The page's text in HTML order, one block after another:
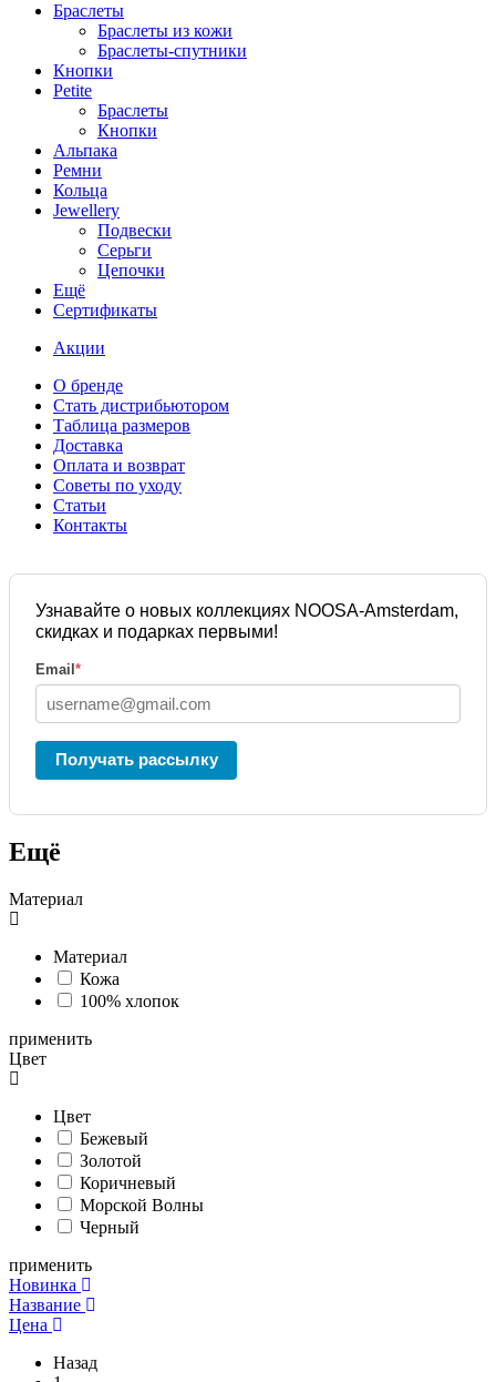
Браслеты
Браслеты из кожи
Браслеты-спутники
Кнопки
Petite
Браслеты
Кнопки
Альпака
Ремни
Кольца
Jewellery
Подвески
Серьги
Цепочки
Ещё
Сертификаты
Акции
О бренде
Стать дистрибьютором
Таблица размеров
Доставка
Оплата и возврат
Советы по уходу
Статьи
Контакты
Узнавайте о новых коллекциях NOOSA-Amsterdam,
скидках и подарках первыми!
Email *
Получать рассылку
Ещё
Материал
Материал
Кожа
100% хлопок
применить
Цвет
Цвет
Бежевый
Золотой
Коричневый
Морской Волны
Черный
применить
Новинка
Название
Цена
Назад